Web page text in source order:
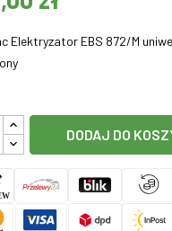
Elektryzator EBS 872/M
DODAJ DO